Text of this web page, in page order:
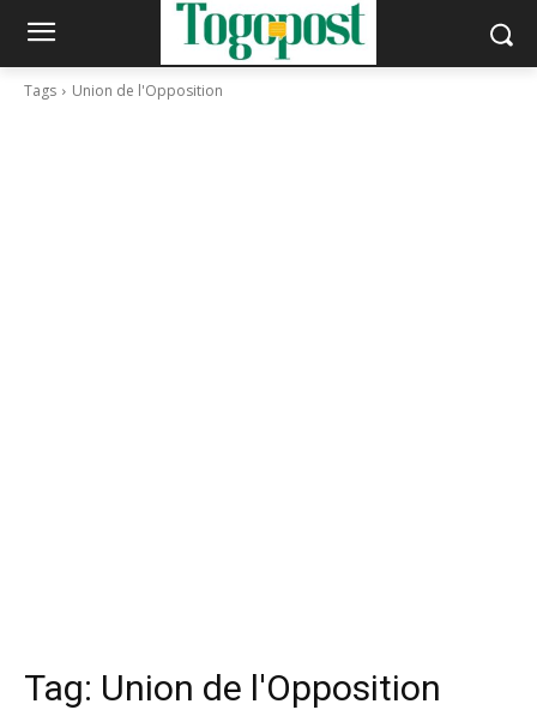
Tags Union de l'Opposition
Tag: Union de l'Opposition